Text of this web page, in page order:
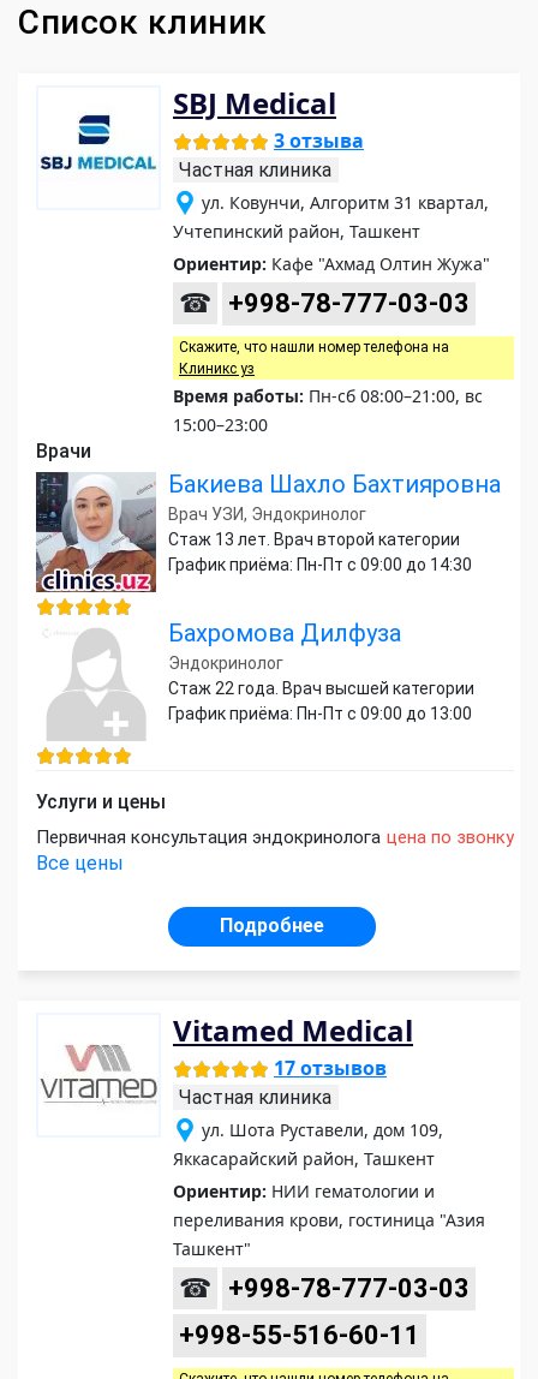
Список клиник
SBJ Medical
3 отзыва
Частная клиника
ул. Ковунчи, Алгоритм 31 квартал,
Учтепинский район, Ташкент
Ориентир: Кафе "Ахмад Олтин Жужа"
☎ +998-78-777-03-03
Скажите, что нашли номер телефона на
Клиникс уз
Время работы: Пн-сб 08:00–21:00, вс
15:00–23:00
Врачи
Бакиева Шахло Бахтияровна
Врач УЗИ, Эндокринолог
Стаж 13 лет. Врач второй категории
График приёма: Пн-Пт с 09:00 до 14:30
Бахромова Дилфуза
Эндокринолог
Стаж 22 года. Врач высшей категории
График приёма: Пн-Пт с 09:00 до 13:00
Услуги и цены
Первичная консультация эндокринолога цена по звонку
Все цены
Подробнее
Vitamed Medical
17 отзывов
Частная клиника
ул. Шота Руставели, дом 109,
Яккасарайский район, Ташкент
Ориентир: НИИ гематологии и
переливания крови, гостиница "Азия
Ташкент"
☎
+998-78-777-03-03
+998-55-516-60-11